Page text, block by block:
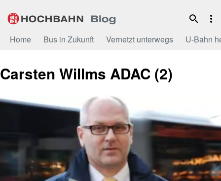
Inhalt
Home Bus in Zukunft Vernetzt unterwegs U-Bahn
Carsten Willms ADAC (2)